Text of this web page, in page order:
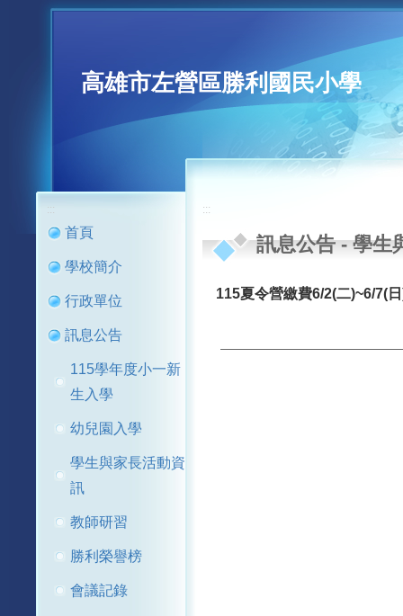
高雄市左營區勝利國民小學
:::
首頁
學校簡介
行政單位
訊息公告
115學年度小一新
生入學
幼兒園入學
學生與家長活動資
訊
教師研習
勝利榮譽榜
會議記錄
:::
訊息公告-學生
115夏令營繳費6/2(二)~6/7(